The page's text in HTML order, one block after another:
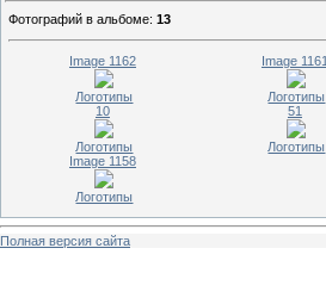
Фотографий в альбоме: 13
Image 1162
Логотипы
Image 1161
Логотипы
10
Логотипы
51
Логотипы
Image 1158
Логотипы
Полная версия сайта